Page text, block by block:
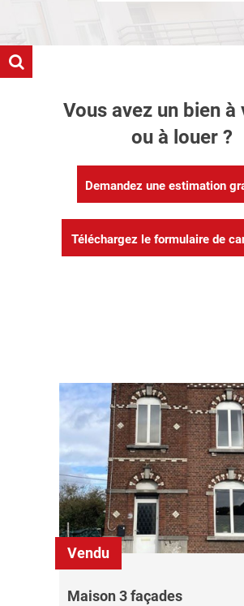
Vous avez un bien à
ou à louer ?
Demandez une estimation
Téléchargez le formulaire de
Vendu
Maison 3 façades